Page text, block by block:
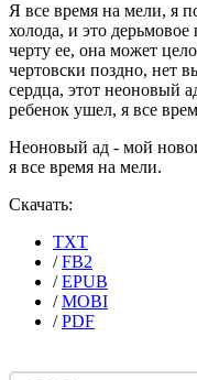
Я все время на мели, я
холода, и это
черту ее, она может
чертовски поздно, нет
сердца, этот неоновый
ребенок ушел, я все
Неоновый ад - мой
я все время на мели.
Скачать:
TXT
/FB2
/EPUB
/MOBI
/PDF